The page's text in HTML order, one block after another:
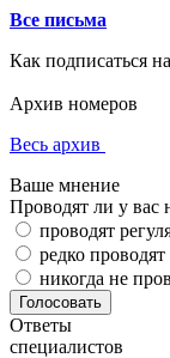
Все письма
Как подписаться
Архив номеров
Весь архив
Ваше мнение
Проводят ли у вас
проводят
редко проводят
никогда не
Ответы
специалистов